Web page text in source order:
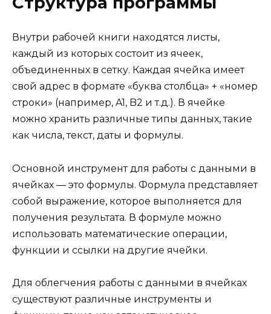
Внутри рабочей книги находятся листы,
каждый из которых состоит из ячеек,
объединенных в сетку. Каждая ячейка имеет
свой адрес в формате «буква столбца» + «номер
строки» (например, A1, B2 и т.д.). В ячейке
можно хранить различные типы данных, такие
как числа, текст, даты и формулы.
Основной инструмент для работы с данными в
ячейках — это формулы. Формула представляет
собой выражение, которое выполняется для
получения результата. В формуле можно
использовать математические операции,
функции и ссылки на другие ячейки.
Для облегчения работы с данными в ячейках
существуют различные инструменты и